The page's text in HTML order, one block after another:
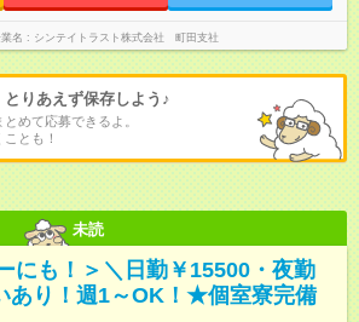
名 シンテイトラスト株式会社 町田支社
とりあえず保存しよう♪
めて応募できるよ。
とも！
未読
にも！＞＼日勤￥15500・夜勤
あり！週1～OK！★個室寮完備